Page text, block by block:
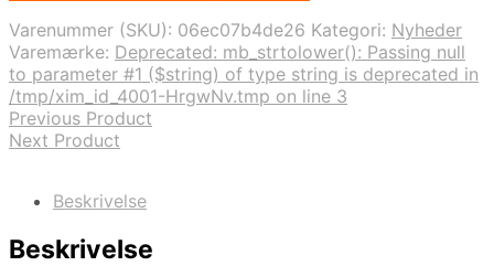
Varenummer (SKU): 06ec07b4de26 Kategori: Nyheder
Varemærke: Deprecated: mb_strtolower(): Passing null
to parameter #1 ($string) of type string is deprecated in
/tmp/xim_id_4001-HrgwNv.tmp on line 3
Previous Product
Next Product
Beskrivelse
Beskrivelse